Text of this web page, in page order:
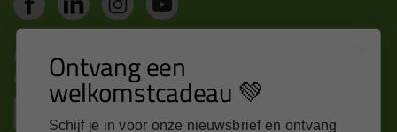
Nieuws, tips en exclusieve deals rechtstreeks in je
inbox Ontvang een
welkomstcadeau 💚
Schijf je in voor onze nieuwsbrief en ontvang